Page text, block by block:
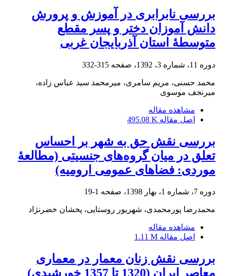
بررسی نابرابری در آموزش و پرورش
دانش ‏آموزان دختر و پسر مقطع
متوسطۀ استان آذربایجان غربی
دوره 11، شماره 3، 1392، صفحه 315-332
محمد حسنی، مریم سامری، میرمحمد سید عباس زاده،
میرنجف موسوی
مشاهده مقاله
اصل مقاله 495.08 K
بررسی نقش حق به شهر بر احساس
تعلق در میان گروه‌های جنسیتی (مطالعۀ
موردی: فضاهای عمومی ارومیه)
دوره 7، شماره 1، بهار 1398، صفحه 1-19
محمدرضا پورمحمدی، شهریور روستایی، پخشان خضرنژاد
مشاهده مقاله
اصل مقاله 1.11 M
بررسی نقش زنان معمار در معماری
معاصر ایران (1320 تا 1357 خورشیدی)